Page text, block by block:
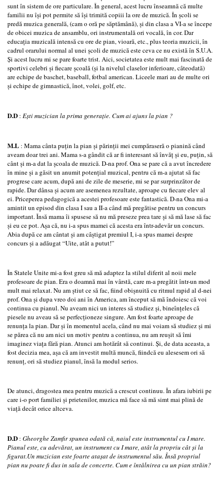
sunt în sistem de ore particulare. În general, acest lucru înseamnă că multe
familii nu îşi pot permite să îşi trimită copiii la ore de muzică. În şcoli se
predă muzica generală, (cam o oră pe săptămână), şi din clasa a VI-a se începe
de obicei muzica de ansamblu, ori instrumentală ori vocală, în cor. Dar
educaţia muzicală intensă cu ore de pian, vioară, etc., plus teoria muzicii, în
cadrul orarului normal al unei şcoli de muzică este ceva ce nu există în S.U.A.
Şi acest lucru mi se pare foarte trist. Aici, societatea este mult mai fascinată de
sportivi celebri şi fiecare şcoală (şi la nivelul claselor inferioare, câteodată)
are echipe de baschet, baseball, fotbal american. Liceele mari au de multe ori
şi echipe de gimnastică, înot, volei, golf, etc.
D.D : Eşti muzician la prima generaţie. Cum ai ajuns la pian ?
M.L : Mama cânta puţin la pian şi părinţii mei cumpăraseră o pianină când
aveam doar trei ani. Mama s-a gândit că ar fi interesant să învăţ şi eu, puţin, să
cânt şi m-a dat la şcoala de muzică. D-na prof. Ona se pare că a avut încredere
în mine şi a găsit un anumit potenţial muzical, pentru că m-a ajutat să fac
progrese care acum, după ani de zile de meserie, mi se par surprinzător de
rapide. Dar dânsa şi acum are asemenea rezultate, aproape cu fiecare elev al
ei. Priceperea pedagogică a acestei profesoare este fantastică. D-na Ona mi-a
amintit un episod din clasa I sau a II-a când mă pregătise pentru un concurs
important. Însă mama îi spusese să nu mă preseze prea tare şi să mă lase să fac
şi eu ce pot. Aşa că, nu i-a spus mamei că acesta era într-adevăr un concurs.
Abia după ce am cântat şi am câştigat premiul I, i-a spus mamei despre
concurs şi a adăugat “Uite, atât a putut!”
În Statele Unite mi-a fost greu să mă adaptez la stilul diferit al noii mele
profesoare de pian. Era o doamnă mai în vârstă, care m-a pregătit într-un mod
mult mai relaxat. Nu am ştiut ce să fac, fiind obişnuită cu ritmul rapid al d-nei
prof. Ona şi dupa vreo doi ani în America, am început să mă îndoiesc că voi
continua cu pianul. Nu aveam nici un interes să studiez şi, bineînţeles că
piesele nu aveau să se perfecţioneze singure. Am fost foarte aproape de
renunţa la pian. Dar şi în momentul acela, când nu mai voiam să studiez şi mi
se părea că nu am nici un motiv pentru a continua, nu am reuşit să îmi
imaginez viaţa fără pian. Atunci am hotărât să continui. Şi, de data aceasta, a
fost decizia mea, aşa că am investit multă muncă, fiindcă eu alesesem ori să
renunţ, ori să studiez pianul, însă la modul serios.
De atunci, dragostea mea pentru muzică a crescut continuu. În afara iubirii pe
care i-o port familiei şi prietenilor, muzica mă face să mă simt mai plină de
viaţă decât orice altceva.
D.D : GheorgheZamfir spunea odată că, naiul este instrumentul cu I mare.
Pianul este, cu adevărat, un instrument cu I mare, atât la propriu cât şi la
figurat.Un muzician este foarte ataşat de instrumentul său. Însă propriul
pian nu poate fi dus in sala de concerte. Cum e întâlnirea cu un pian străin?